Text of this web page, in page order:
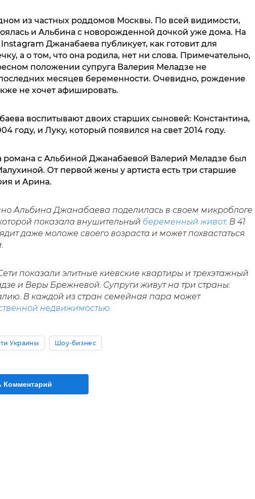
из частных роддомов Москвы. По всей видимости,
и Альбина с новорожденной дочкой уже дома. На
Джанабаева публикует, как готовит для
а о том, что она родила, нет ни слова. Примечательно,
положении супруга Валерия Меладзе не
месяцев беременности. Очевидно, рождение
не хочет афишировать.
воспитывают двоих старших сыновей: Константина,
году, и Луку, который появился на свет 2014 году.
романа с Альбиной Джанабаевой Валерий Меладзе был
От первой жены у артиста есть три старшие
и Арина.
Альбина Джанабаева поделилась в своем микроблоге
показала внушительный беременный живот. В 41
даже моложе своего возраста и может похвастаться
показали элитные киевские квартиры и трехэтажный
и Веры Брежневой. Супруги живут на три страны:
В каждой из стран семейная пара может
недвижимостью.
Украины Шоу-бизнес
Комментарий